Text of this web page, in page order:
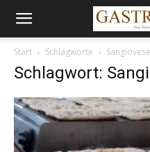
Start Schlagworte Sangiovese
Schlagwort: